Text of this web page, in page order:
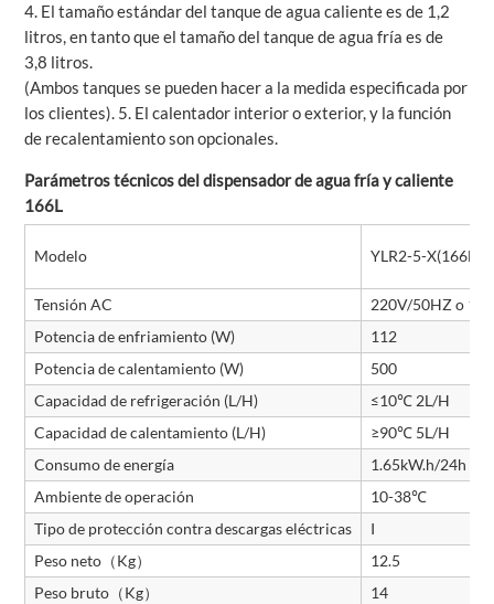
4. El tamaño estándar del tanque de agua caliente es de 1,2
litros, en tanto que el tamaño del tanque de agua fría es de
3,8 litros.
(Ambos tanques se pueden hacer a la medida especificada por
los clientes). 5. El calentador interior o exterior, y la función
de recalentamiento son opcionales.
Parámetros técnicos del dispensador de agua fría y caliente
166L
Modelo YLR2-5-X(166L)
Tensión AC
220V/50HZ o
Potencia de enfriamiento (W)
112
Potencia de calentamiento (W)
500
Capacidad de refrigeración (L/H)
≤10℃ 2L/H
Capacidad de calentamiento (L/H)
≥90℃ 5L/H
Consumo de energía
1.65kW.h/24h
Ambiente de operación
10-38℃
Tipo de protección contra descargas eléctricas
I
Peso neto（Kg）
12.5
Peso bruto（Kg）
14